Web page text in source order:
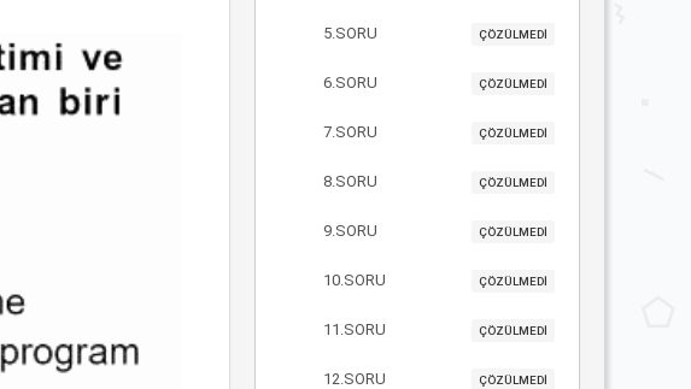
5.SORU ÇÖZÜLMEDİ
6.SORU ÇÖZÜLMEDİ
7.SORU ÇÖZÜLMEDİ
8.SORU ÇÖZÜLMEDİ
9.SORU ÇÖZÜLMEDİ
10.SORU ÇÖZÜLMEDİ
11.SORU ÇÖZÜLMEDİ
12.SORU ÇÖZÜLMEDİ